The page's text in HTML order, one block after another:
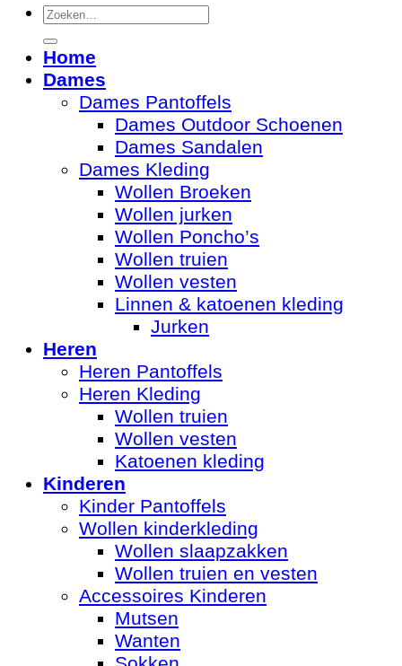
Zoeken
naar:
Home
Dames
Dames Pantoffels
Dames Outdoor Schoenen
Dames Sandalen
Dames Kleding
Wollen Broeken
Wollen jurken
Wollen Poncho’s
Wollen truien
Wollen vesten
Linnen & katoenen kleding
Jurken
Heren
Heren Pantoffels
Heren Kleding
Wollen truien
Wollen vesten
Katoenen kleding
Kinderen
Kinder Pantoffels
Wollen kinderkleding
Wollen slaapzakken
Wollen truien en vesten
Accessoires Kinderen
Mutsen
Wanten